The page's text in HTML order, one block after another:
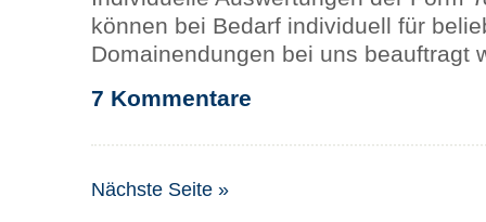
können bei Bedarf individuell für
Domainendungen bei uns beauftragt
7 Kommentare
Nächste Seite »